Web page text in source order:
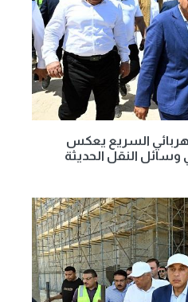
السريع يعكس
وسائل النقل الحديثة